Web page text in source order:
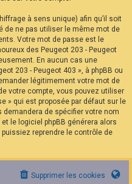
à sens unique) afin qu’il soit
de ne pas utiliser le même mot de
Votre mot de passe est le
des Peugeot 203 - Peugeot
En aucun cas une
203 - Peugeot 403 », à phpBB ou
légitimement votre mot de
votre compte, vous pouvez utiliser
» qui est proposée par défaut sur le
demandera de spécifier votre nom
le logiciel phpBB générera alors
reprendre le contrôle de
Supprimer les cookies